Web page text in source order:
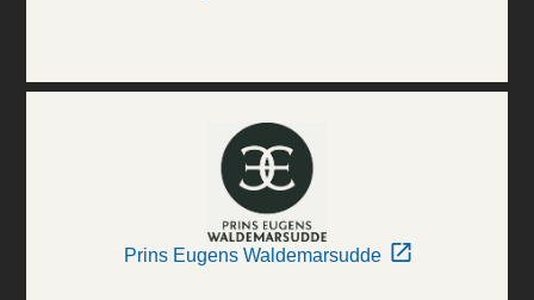
Prins Eugens Waldemarsudde